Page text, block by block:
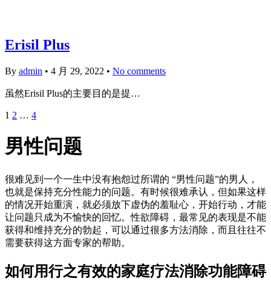
Erisil Plus
By admin • 4 月 29, 2022 • No comments
虽然Erisil Plus的主要目的是提…
1 2 … 4
男性问题
很难见到一个一生中没有抱怨过所谓的 “男性问题”的男人，
也就是保持充分性能力的问题。有时候很难承认，但如果这样
的情况开始重演，就必须放下虚伪的羞耻心，开始行动，才能
让问题只成为不愉快的回忆。性欲障碍，最常见的表现是不能
获得和维持充分的勃起，可以通过很多方法消除，而且往往不
需要获得这方面专家的帮助。
如何用行之有效的家庭疗法消除功能障碍